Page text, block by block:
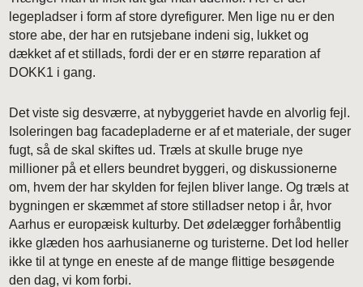
legepladser i form af store dyrefigurer. Men lige nu er den
store abe, der har en rutsjebane indeni sig, lukket og
dækket af et stillads, fordi der er en større reparation af
DOKK1 i gang.
Det viste sig desværre, at nybyggeriet havde en alvorlig fejl.
Isoleringen bag facadepladerne er af et materiale, der suger
fugt, så de skal skiftes ud. Træls at skulle bruge nye
millioner på et ellers beundret byggeri, og diskussionerne
om, hvem der har skylden for fejlen bliver lange. Og træls at
bygningen er skæmmet af store stilladser netop i år, hvor
Aarhus er europæisk kulturby. Det ødelægger forhåbentlig
ikke glæden hos aarhusianerne og turisterne. Det lod heller
ikke til at tynge en eneste af de mange flittige besøgende
den dag, vi kom forbi.